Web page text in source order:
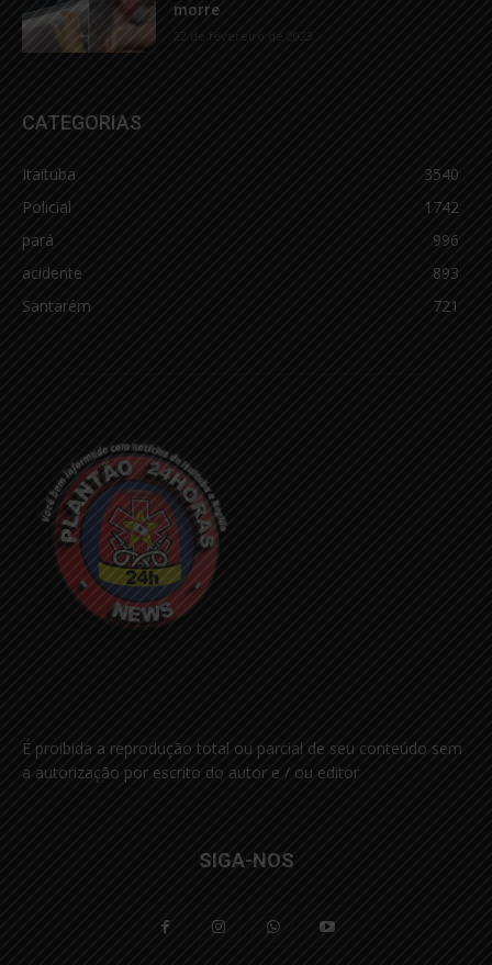
morre
22 de fevereiro de 2023
CATEGORIAS
Itaituba
3540
Policial
1742
pará
996
acidente
893
Santarém
721
É proibida a reprodução total ou parcial de seu conteúdo sem
a autorização por escrito do autor e / ou editor
SIGA-NOS